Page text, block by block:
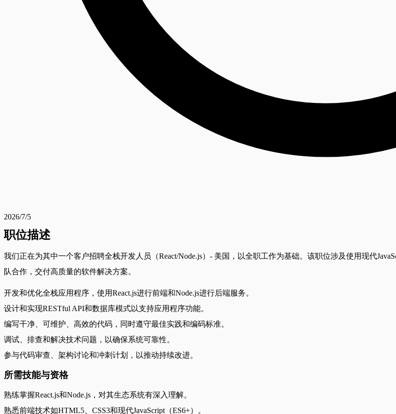
2026/7/5
职位描述
我们正在为其中一个客户招聘全栈开发人员（React/Node.js）- 美国，以全职工作为基础。该职位涉及使用现代
队合作，交付高质量的软件解决方案。
开发和优化全栈应用程序，使用React.js进行前端和Node.js进行后端服务。
设计和实现RESTful API和数据库模式以支持应用程序功能。
编写干净、可维护、高效的代码，同时遵守最佳实践和编码标准。
调试、排查和解决技术问题，以确保系统可靠性。
参与代码审查、架构讨论和冲刺计划，以推动持续改进。
所需技能与资格
熟练掌握React.js和Node.js，对其生态系统有深入理解。
熟悉前端技术如HTML5、CSS3和现代JavaScript（ES6+）。